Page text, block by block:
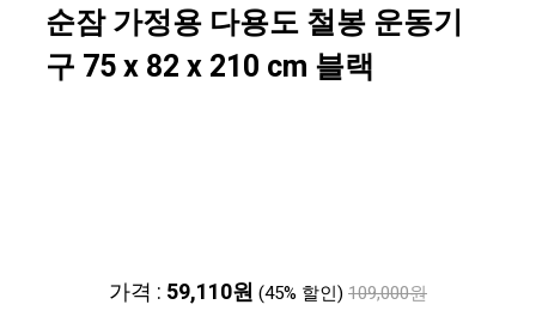
순잠 가정용 다용도 철봉 운동기
구 75 x 82 x 210 cm 블랙
가격 : 59,110원 (45% 할인) 109,000원